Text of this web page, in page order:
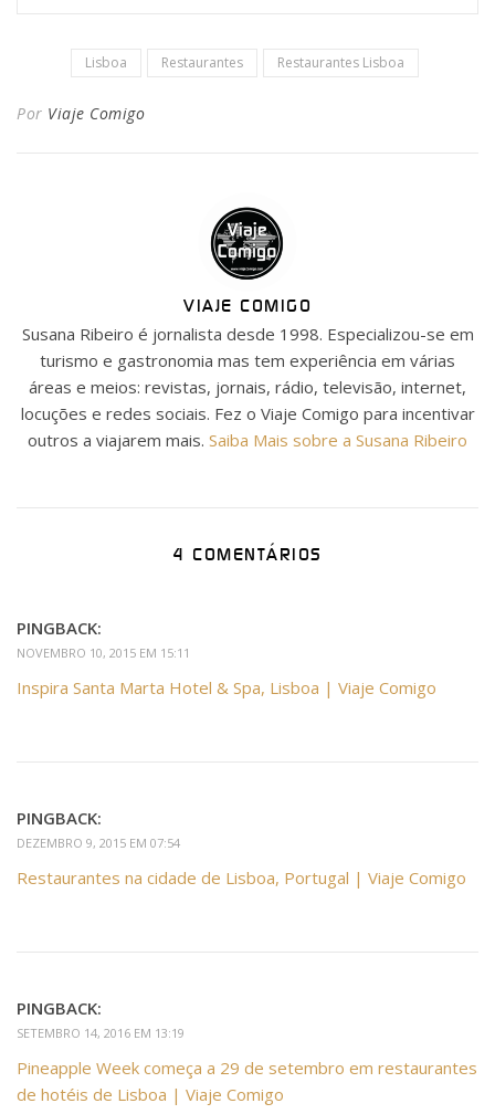
Lisboa Restaurantes Restaurantes Lisboa
Por Viaje Comigo
VIAJE COMIGO
Susana Ribeiro é jornalista desde 1998. Especializou-se em
turismo e gastronomia mas tem experiência em várias
áreas e meios: revistas, jornais, rádio, televisão, internet,
locuções e redes sociais. Fez o Viaje Comigo para incentivar
outros a viajarem mais. Saiba Mais sobre a Susana Ribeiro
4 COMENTÁRIOS
PINGBACK:
NOVEMBRO 10, 2015 EM 15:11
Inspira Santa Marta Hotel & Spa, Lisboa | Viaje Comigo
PINGBACK:
DEZEMBRO 9, 2015 EM 07:54
Restaurantes na cidade de Lisboa, Portugal | Viaje Comigo
PINGBACK:
SETEMBRO 14, 2016 EM 13:19
Pineapple Week começa a 29 de setembro em restaurantes
de hotéis de Lisboa | Viaje Comigo